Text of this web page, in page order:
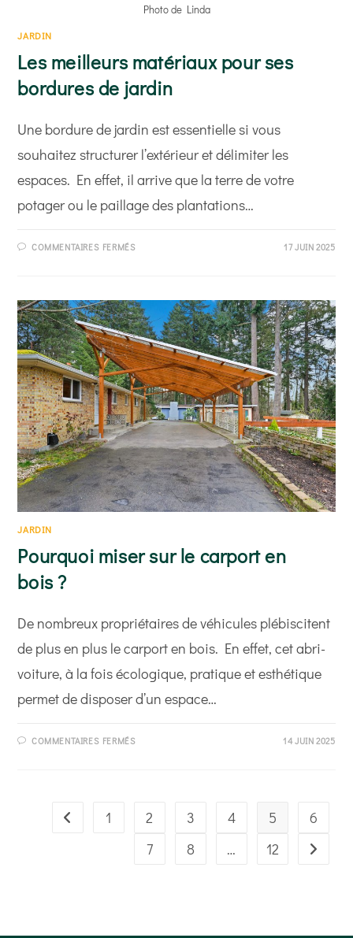
Photo de Linda
JARDIN
Les meilleurs matériaux pour ses
bordures de jardin
Une bordure de jardin est essentielle si vous
souhaitez structurer l’extérieur et délimiter les
espaces. En effet, il arrive que la terre de votre
potager ou le paillage des plantations…
COMMENTAIRES FERMÉSSUR
SES
BORDURES
DE
JARDIN
17 JUIN 2025
JARDIN
Pourquoi miser sur le carport en
bois ?
De nombreux propriétaires de véhicules plébiscitent
de plus en plus le carport en bois. En effet, cet abri-
voiture, à la fois écologique, pratique et esthétique
permet de disposer d’un espace…
COMMENTAIRES FERMÉSSUR
BOIS ?
14 JUIN 2025
Go to the previous page
1 2 3 4 5
6
7
8 … 12 Aller à